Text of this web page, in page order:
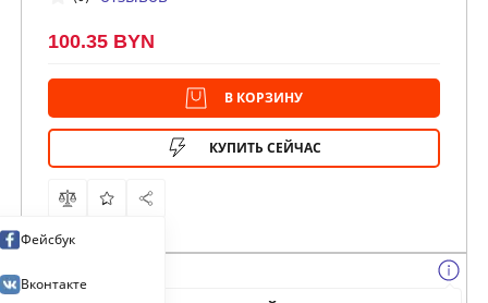
100.35 BYN
В КОРЗИНУ
КУПИТЬ СЕЙЧАС
Фейсбук
Вконтакте